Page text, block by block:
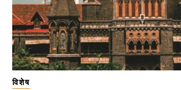
विशेष